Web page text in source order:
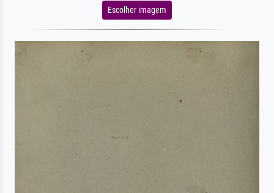
Escolher imagem